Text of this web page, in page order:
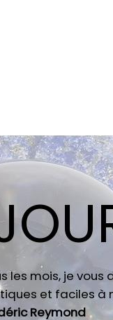
les mois, je
et faciles à
Reymond